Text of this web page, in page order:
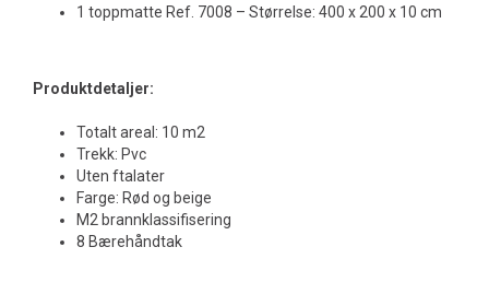
1 toppmatte Ref. 7008 – Størrelse: 400 x 200 x 10 cm
Produktdetaljer:
Totalt areal: 10 m2
Trekk: Pvc
Uten ftalater
Farge: Rød og beige
M2 brannklassifisering
8 Bærehåndtak